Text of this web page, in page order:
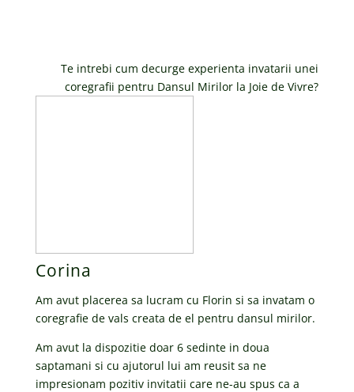
Te intrebi cum decurge experienta invatarii unei
coregrafii pentru Dansul Mirilor la Joie de Vivre?
Corina
Am avut placerea sa lucram cu Florin si sa invatam o
coregrafie de vals creata de el pentru dansul mirilor.
Am avut la dispozitie doar 6 sedinte in doua
saptamani si cu ajutorul lui am reusit sa ne
impresionam pozitiv invitatii care ne-au spus ca a